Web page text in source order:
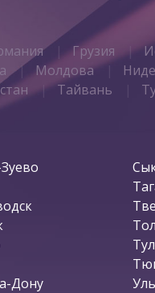
Грузия
Молдова
Тайвань
Дону